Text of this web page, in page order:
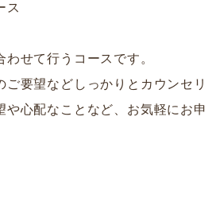
ス
せて行うコースです。
ご要望などしっかりとカウンセリ
や心配なことなど、お気軽にお申